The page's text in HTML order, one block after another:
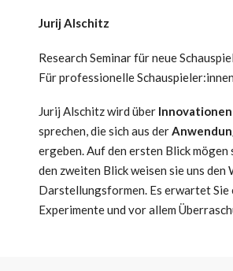
Jurij Alschitz
Research Seminar für neue
Für professionelle
Jurij Alschitz wird über
sprechen, die sich aus der
ergeben. Auf den ersten Blick
den zweiten Blick weisen sie uns den
Darstellungsformen. Es erwartet Sie
Experimente und vor allem